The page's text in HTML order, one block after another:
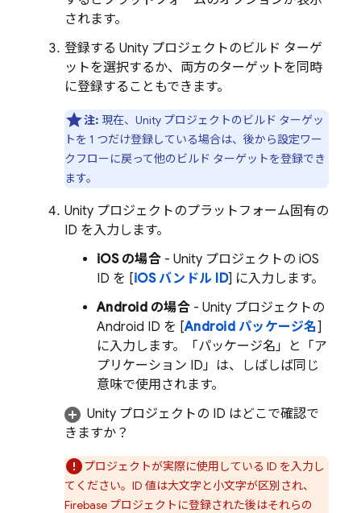
されます。
登録する Unity プロジェクトのビルド ターゲ
ットを選択するか、両方のターゲットを同時
に登録することもできます。
注: 現在、Unity プロジェクトのビルド ターゲッ
トを 1 つだけ登録している場合は、後から設定ワー
クフローに戻って他のビルド ターゲットを登録でき
ます。
Unity プロジェクトのプラットフォーム固有の
ID を入力します。
iOS の場合- Unity プロジェクトの iOS
ID を [iOS バンドル ID] に入力します。
Android の場合- Unity プロジェクトの
Android ID を [Android パッケージ名]
に入力します。「パッケージ名」と「ア
プリケーション ID」は、しばしば同じ
意味で使用されます。
Unity プロジェクトの ID はどこで確認で
きますか？
プロジェクトが実際に使用している ID を入力し
てください。ID 値は大文字と小文字が区別され、
Firebase プロジェクトに登録された後はそれらの